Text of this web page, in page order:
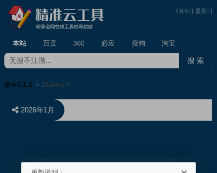
本站 百度 360 必应 搜狗 淘宝
8月9日 星期日
精准云工具 > 2026年1月
2026年1月